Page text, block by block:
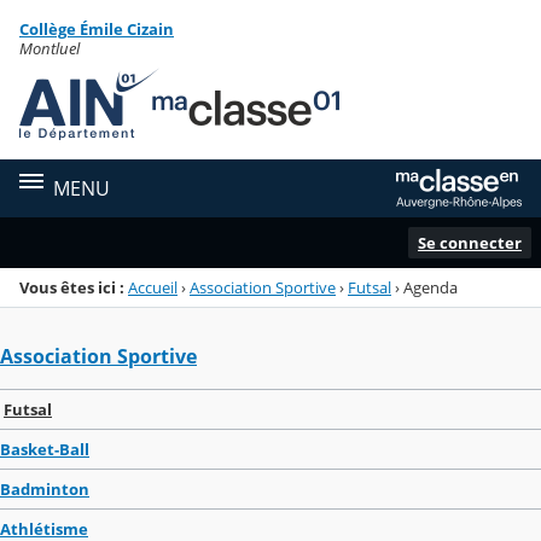
Menu de la rubrique
Contenu
Collège Émile Cizain
Montluel
MENU
Se connecter
Vous êtes ici : Accueil›Association Sportive› Futsal›Agenda
Association Sportive
Futsal
Basket-Ball
Badminton
Athlétisme